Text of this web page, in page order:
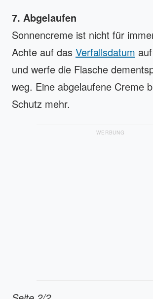
7. Abgelaufen
Sonnencreme ist nicht für
Achte auf das Verfallsdatum
und werfe die Flasche
weg. Eine abgelaufene Creme
Schutz mehr.
WERBUNG